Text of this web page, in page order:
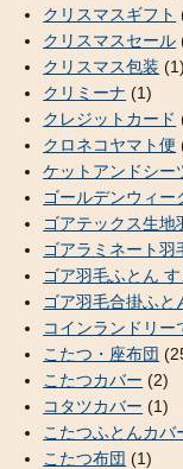
クリスマスギフト
クリスマスセール
クリスマス包装 (1)
クリミーナ (1)
クレジットカード
クロネコヤマト便
ケットアンドシー
ゴールデンウィー
ゴアテックス生地
ゴアラミネート羽
ゴア羽毛ふとん
ゴア羽毛合掛ふと
コインランドリ
こたつ・座布団
こたつカバー (2)
コタツカバー (1)
こたつふとんカバ
こたつ布団 (1)